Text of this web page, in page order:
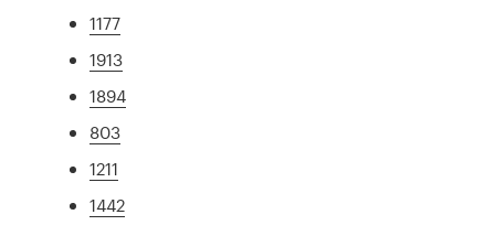
1177
1913
1894
803
1211
1442